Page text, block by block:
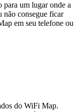
para um lugar onde a
não consegue ficar
em seu telefone ou
do WiFi Map.